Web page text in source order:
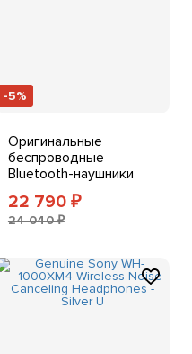
-5%
Оригинальные
беспроводные
Bluetooth-наушники
Sony WH-1000XM5/B с
функцией
шумоподавления
22 790 ₽
24 040 ₽